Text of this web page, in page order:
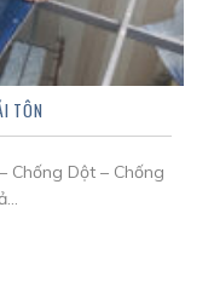
TÔN
Chống Dột – Chống